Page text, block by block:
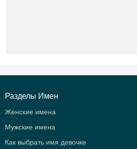
Разделы Имен
Женские имена
Мужские имена
Как выбрать имя девочке